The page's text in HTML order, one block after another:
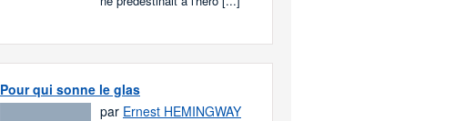
Pour qui sonne le glas
par Ernest HEMINGWAY